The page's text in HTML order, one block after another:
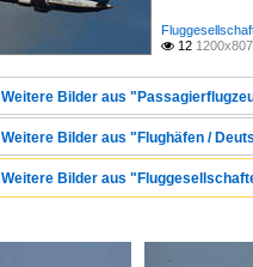
 12
Weitere Bilder aus
Weitere Bilder aus "Flughäfen /
Weitere Bilder aus